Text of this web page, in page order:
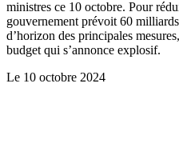
ministres ce 10 octobre. Pour
gouvernement prévoit 60
d’horizon des principales
budget qui s’annonce explosif.
Le 10 octobre 2024